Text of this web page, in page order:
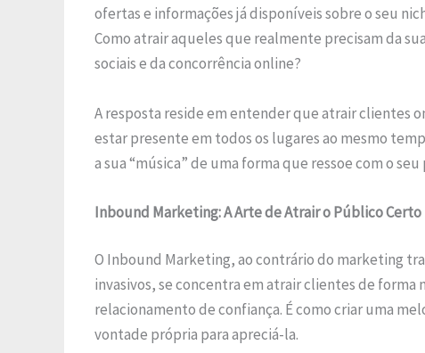
ofertas e informações já disponíveis sobre o seu
Como atrair aqueles que realmente precisam da
sociais e da concorrência online?
A resposta reside em entender que atrair clientes
estar presente em todos os lugares ao mesmo
a sua “música” de uma forma que ressoe com o
Inbound Marketing: A Arte de Atrair o Público Certo
O Inbound Marketing, ao contrário do marketing
invasivos, se concentra em atrair clientes de
relacionamento de confiança. É como criar uma
vontade própria para apreciá-la.